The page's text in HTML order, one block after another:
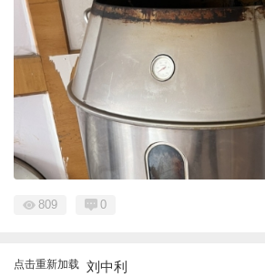
809 0
点击重新加载 刘中利